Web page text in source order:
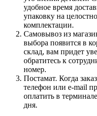
удобное время
упаковку на
комплектации.
Самовывоз из
выбора появится в
склад, вам придет
обратитесь к
номер.
Постамат. Когда
телефон или e-mail
оплатить в
дня.